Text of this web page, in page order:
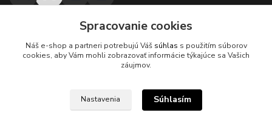
045/671 63 50
axuspneu@gmail.com
Spracovanie cookies
Náš e-shop a partneri potrebujú Váš súhlas s použitím súborov
cookies, aby Vám mohli zobrazovať informácie týkajúce sa Vašich
záujmov.
Nastavenia Súhlasím